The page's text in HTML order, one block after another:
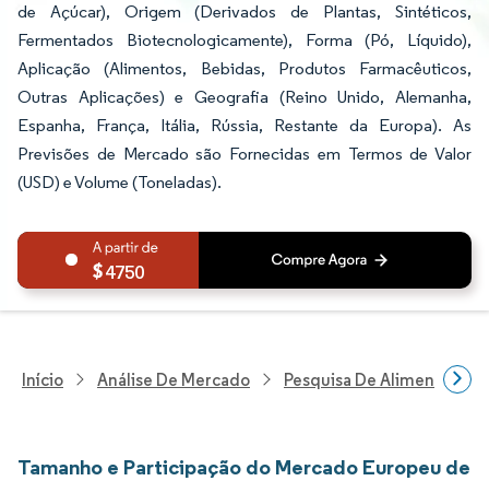
de Açúcar), Origem (Derivados de Plantas, Sintéticos,
Fermentados Biotecnologicamente), Forma (Pó, Líquido),
Aplicação (Alimentos, Bebidas, Produtos Farmacêuticos,
Outras Aplicações) e Geografia (Reino Unido, Alemanha,
Espanha, França, Itália, Rússia, Restante da Europa). As
Previsões de Mercado são Fornecidas em Termos de Valor
(USD) e Volume (Toneladas).
4750
Início Análise De Mercado Pesquisa De Alimentos E
Tamanho e Participação do Mercado Europeu de